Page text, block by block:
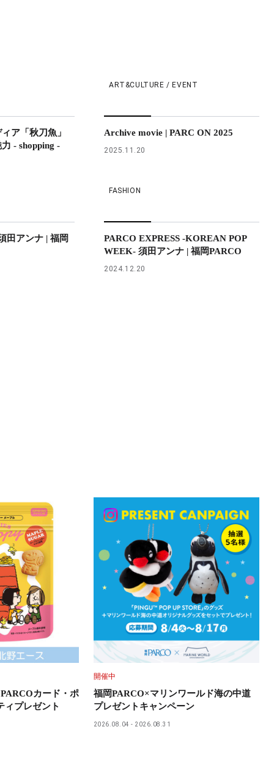
ア「秋刀魚」
- shopping -
ART&CULTURE / EVENT
Archive movie | PARC ON 2025
2025.11.20
田アンナ | 福岡
FASHION
PARCO EXPRESS -KOREAN POP
WEEK- 須田アンナ | 福岡PARCO
2024.12.20
カード・ポ
ィプレゼント
開催中
福岡PARCO×マリンワールド海の中道
プレゼントキャンペーン
2026.08.04 2026.08.31